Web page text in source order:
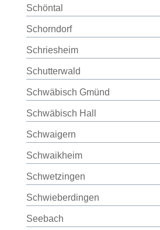
Schöntal
Schorndorf
Schriesheim
Schutterwald
Schwäbisch Gmünd
Schwäbisch Hall
Schwaigern
Schwaikheim
Schwetzingen
Schwieberdingen
Seebach